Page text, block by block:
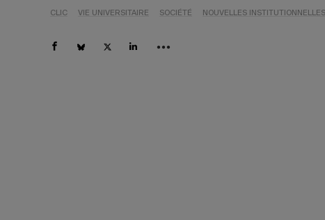
CLIC VIE UNIVERSITAIRE SOCIÉTÉ NOUVELLES INSTITUTIONNELLES